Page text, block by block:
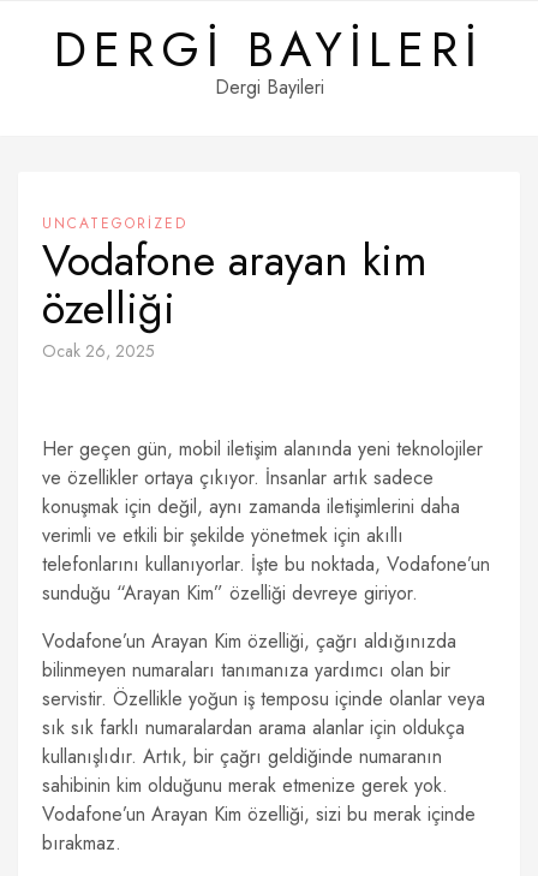
contentDERGI BAYILERI
Dergi Bayileri
UNCATEGORIZED
Vodafone arayan kim
özelliği
Ocak 26, 2025
Her geçen gün, mobil iletişim alanında yeni teknolojiler
ve özellikler ortaya çıkıyor. İnsanlar artık sadece
konuşmak için değil, aynı zamanda iletişimlerini daha
verimli ve etkili bir şekilde yönetmek için akıllı
telefonlarını kullanıyorlar. İşte bu noktada, Vodafone’un
sunduğu “Arayan Kim” özelliği devreye giriyor.
Vodafone’un Arayan Kim özelliği, çağrı aldığınızda
bilinmeyen numaraları tanımanıza yardımcı olan bir
servistir. Özellikle yoğun iş temposu içinde olanlar veya
sık sık farklı numaralardan arama alanlar için oldukça
kullanışlıdır. Artık, bir çağrı geldiğinde numaranın
sahibinin kim olduğunu merak etmenize gerek yok.
Vodafone’un Arayan Kim özelliği, sizi bu merak içinde
bırakmaz.